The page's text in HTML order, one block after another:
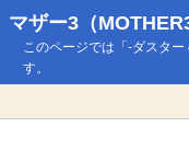
マザー3（
このページでは「-ダスタ
す。